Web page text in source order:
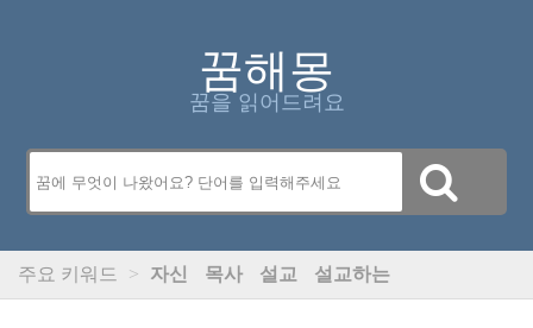
꿈해몽
꿈을 읽어드려요
주요 키워드 > 자신 목사 설교 설교하는